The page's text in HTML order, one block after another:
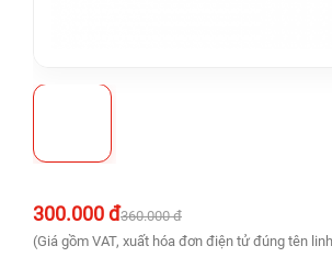
300.000 đ360.000 đ
(Giá gồm VAT, xuất hóa đơn điện tử đúng tên